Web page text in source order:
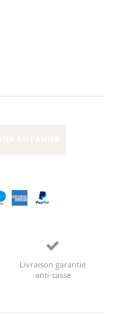
Livraison garantie
anti-casse